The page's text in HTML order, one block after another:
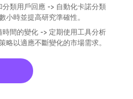
類用戶回應 -> 自動化卡諾分類
小時並提高研究準確性。
間的變化 -> 定期使用工具分析
略以適應不斷變化的市場需求。